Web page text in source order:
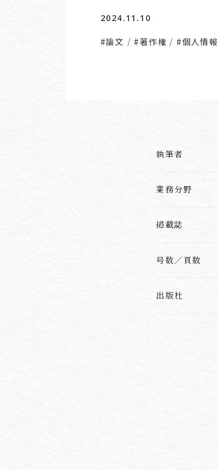
2024.11.10
#論文 /#著作権 /#個人情報
執筆者
業務分野
掲載誌
号数／頁数
出版社